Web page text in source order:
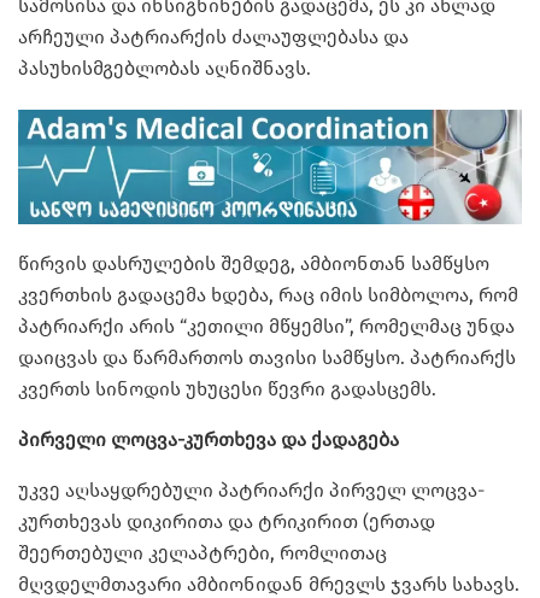
სამოსისა და ინსიგნინების გადაცემა, ეს კი ახლად
არჩეული პატრიარქის ძალაუფლებასა და
პასუხისმგებლობას აღნიშნავს.
წირვის დასრულების შემდეგ, ამბიონთან სამწყსო
კვერთხის გადაცემა ხდება, რაც იმის სიმბოლოა, რომ
პატრიარქი არის “კეთილი მწყემსი”, რომელმაც უნდა
დაიცვას და წარმართოს თავისი სამწყსო. პატრიარქს
კვერთს სინოდის უხუცესი წევრი გადასცემს.
პირველი ლოცვა-კურთხევა და ქადაგება
უკვე აღსაყდრებული პატრიარქი პირველ ლოცვა-
კურთხევას დიკირითა და ტრიკირით (ერთად
შეერთებული კელაპტრები, რომლითაც
მღვდელმთავარი ამბიონიდან მრევლს ჯვარს სახავს.